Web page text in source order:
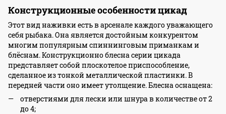
Конструкционные особенности цикад
Этот вид наживки есть в арсенале каждого уважающего
себя рыбака. Она является достойным конкурентом
многим популярным спиннинговым приманкам и
блёснам. Конструкционно блесна серии цикада
представляет собой плоскотелое приспособление,
сделанное из тонкой металлической пластинки. В
передней части оно имеет утолщение. Блесна оснащена:
отверстиями для лески или шнура в количестве от 2
до 4;